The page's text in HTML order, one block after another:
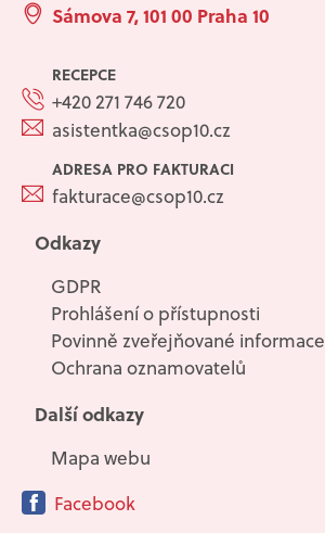
Sámova 7, 101 00 Praha 10
RECEPCE
+420 271 746 720
asistentka@csop10.cz
ADRESA PRO FAKTURACI
fakturace@csop10.cz
Odkazy
GDPR
Prohlášení o přístupnosti
Povinně zveřejňované informace
Ochrana oznamovatelů
Další odkazy
Mapa webu
Facebook